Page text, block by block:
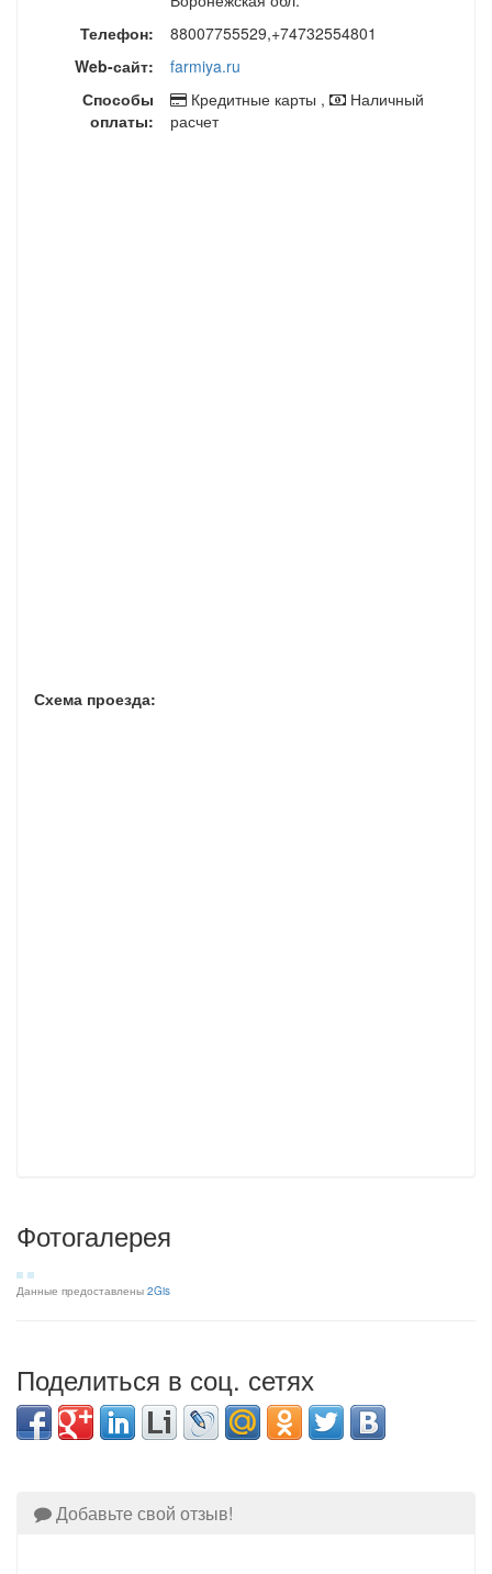
Телефон:
88007755529,+74732554801
Web-сайт:
farmiya.ru
Способы
оплаты:
Кредитные карты ,
Наличный
расчет
Схема проезда:
Фотогалерея
Данные предоставлены 2Gis
Поделиться в соц. сетях
Добавьте свой отзыв!